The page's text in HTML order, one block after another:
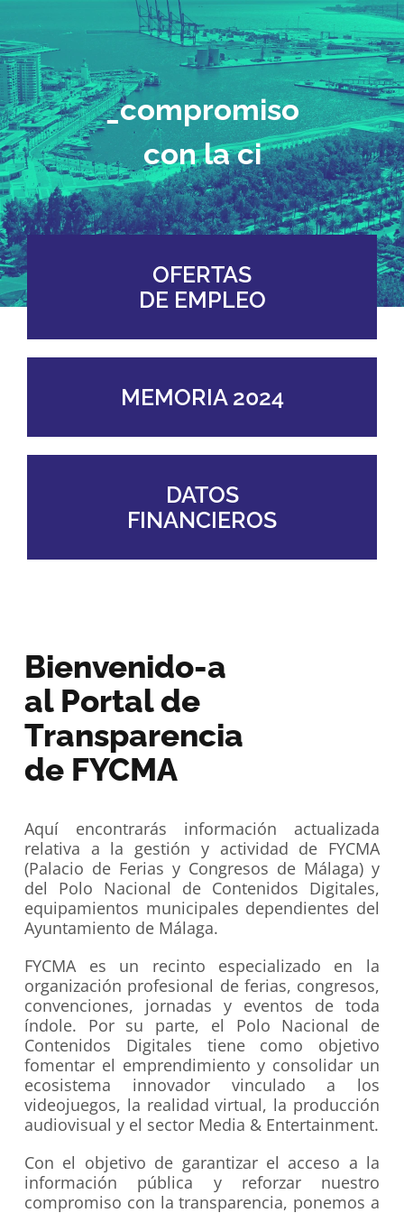
Institucional y Organizativa
Planes y Programas
Compromiso
Datos Financieros
_compromiso
OFERTAS
DE EMPLEO
MEMORIA 2024
DATOS
FINANCIEROS
Bienvenido-a
al Portal de
Transparencia
de FYCMA
Aquí encontrarás información actualizada
relativa a la gestión y actividad de FYCMA
(Palacio de Ferias y Congresos de Málaga) y
del Polo Nacional de Contenidos Digitales,
equipamientos municipales dependientes del
Ayuntamiento de Málaga.
FYCMA es un recinto especializado en la
organización profesional de ferias, congresos,
convenciones, jornadas y eventos de toda
índole. Por su parte, el Polo Nacional de
Contenidos Digitales tiene como objetivo
fomentar el emprendimiento y consolidar un
ecosistema innovador vinculado a los
videojuegos, la realidad virtual, la producción
audiovisual y el sector Media & Entertainment.
Con el objetivo de garantizar el acceso a la
información pública y reforzar nuestro
compromiso con la transparencia, ponemos a